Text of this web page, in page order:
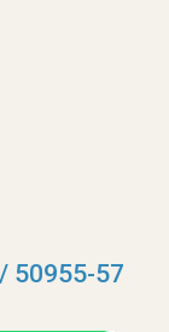
50955-57